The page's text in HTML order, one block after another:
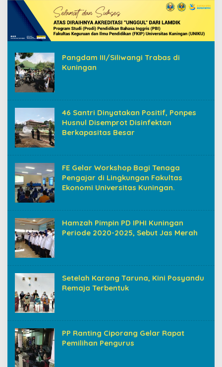
Pangdam III/Siliwangi Trabas di
Kuningan
46 Santri Dinyatakan Positif, Ponpes
Husnul Disemprot Disinfektan
Berkapasitas Besar
FE Gelar Workshop Bagi Tenaga
Pengajar di Lingkungan Fakultas
Ekonomi Universitas Kuningan.
Hamzah Pimpin PD IPHI Kuningan
Periode 2020-2025, Sebut Jas Merah
Setelah Karang Taruna, Kini Posyandu
Remaja Terbentuk
PP Ranting Ciporang Gelar Rapat
Pemilihan Pengurus